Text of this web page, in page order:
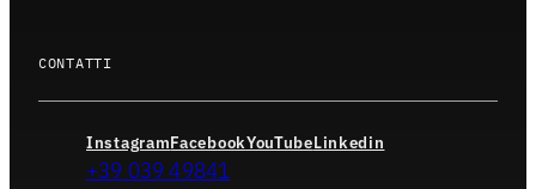
CONTATTI
InstagramFacebookYouTubeLinkedin
+39 039 49841